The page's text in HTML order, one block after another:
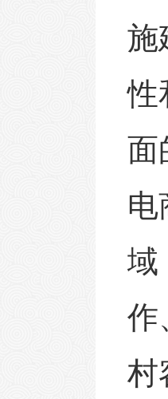
施
性
面
电
域
作
村